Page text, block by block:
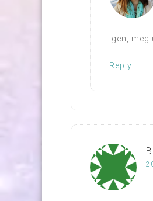
Igen,
Reply